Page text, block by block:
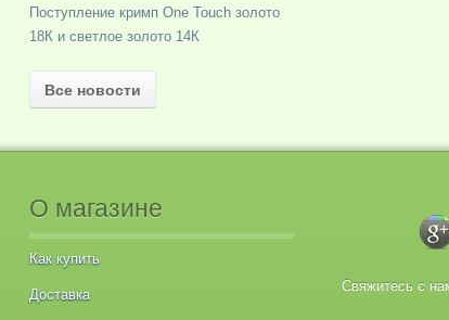
Поступление кримп One Touch золото
18К и светлое золото 14К
Все новости
О магазине
Как купить
Доставка
Свяжитесь с